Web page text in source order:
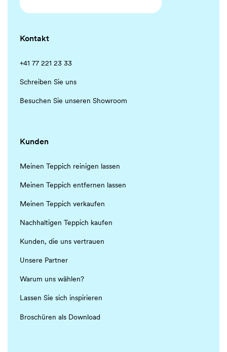
Kontakt
+41 77 221 23 33
Schreiben Sie uns
Besuchen Sie unseren Showroom
Kunden
Meinen Teppich reinigen lassen
Meinen Teppich entfernen lassen
Meinen Teppich verkaufen
Nachhaltigen Teppich kaufen
Kunden, die uns vertrauen
Unsere Partner
Warum uns wählen?
Lassen Sie sich inspirieren
Broschüren als Download